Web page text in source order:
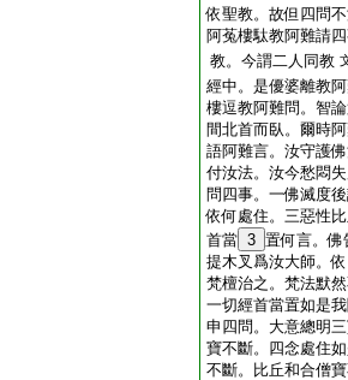
依聖教。故但四問
阿菟樓駄教阿難請
教。今謂二人同教
經中。是優婆離教
樓逗教阿難問。智
間北首而臥。爾時
語阿難言。汝守護
付汝法。汝今愁悶
問四事。一佛滅度
依何處住。三惡性
首當 3 置何言。佛
提木叉爲汝大師。
梵檀治之。梵法默
一切經首當置如是
申四問。大意總明
寶不斷。四念處住
不斷。比丘和合僧